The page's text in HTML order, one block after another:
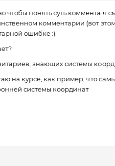
чтобы понять суть коммента я
комментарии (вот
ошибке :).
знающих системы
на курсе, как пример, что
системы координат